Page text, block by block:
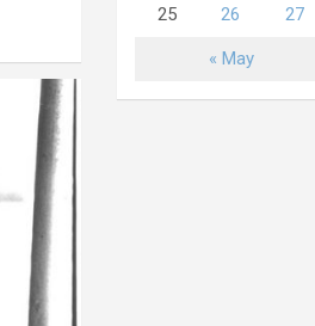
« May
25 26 27